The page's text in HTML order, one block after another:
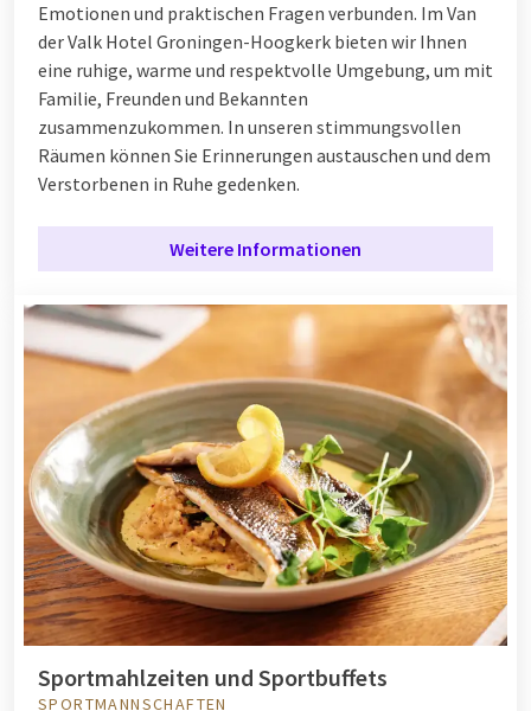
Emotionen und praktischen Fragen verbunden. Im Van
der Valk Hotel Groningen-Hoogkerk bieten wir Ihnen
eine ruhige, warme und respektvolle Umgebung, um mit
Familie, Freunden und Bekannten
zusammenzukommen. In unseren stimmungsvollen
Räumen können Sie Erinnerungen austauschen und dem
Verstorbenen in Ruhe gedenken.
Weitere Informationen
Sportmahlzeiten und Sportbuffets
SPORTMANNSCHAFTEN